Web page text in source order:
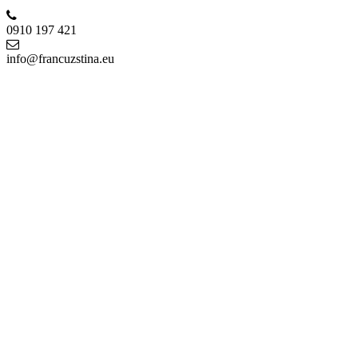
0910 197 421
info@francuzstina.eu